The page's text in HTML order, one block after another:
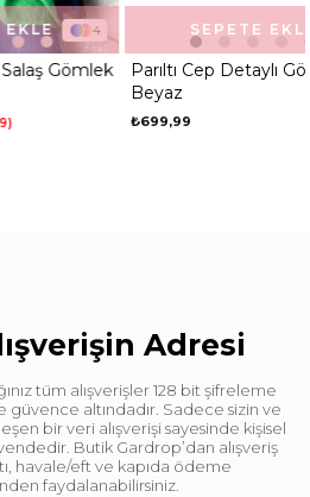
4 1
Parıltı Cep Detaylı Gömlek
SEPETE EKLE
Adresi
tüm alışverişler 128 bit şifreleme
güvence altındadır. Sadece sizin ve
bir veri alışverişi sayesinde kişisel
Butik Gardrop’dan alışveriş
havale/eft ve kapıda ödeme
faydalanabilirsiniz.